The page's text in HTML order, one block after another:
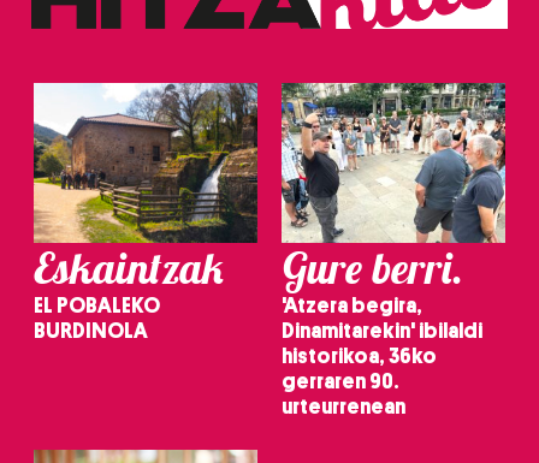
Eskaintzak
EL POBALEKO
BURDINOLA
Gure berri.
'Atzera begira,
Dinamitarekin' ibilaldi
historikoa, 36ko
gerraren 90.
urteurrenean